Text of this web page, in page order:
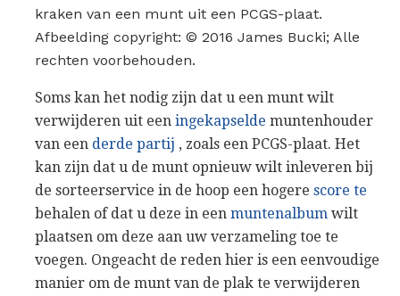
kraken van een munt uit een PCGS-plaat.
Afbeelding copyright: © 2016 James Bucki; Alle
rechten voorbehouden.
Soms kan het nodig zijn dat u een munt wilt
verwijderen uit een ingekapselde muntenhouder
van een derde partij , zoals een PCGS-plaat. Het
kan zijn dat u de munt opnieuw wilt inleveren bij
de sorteerservice in de hoop een hogere score te
behalen of dat u deze in een muntenalbum wilt
plaatsen om deze aan uw verzameling toe te
voegen. Ongeacht de reden hier is een eenvoudige
manier om de munt van de plak te verwijderen